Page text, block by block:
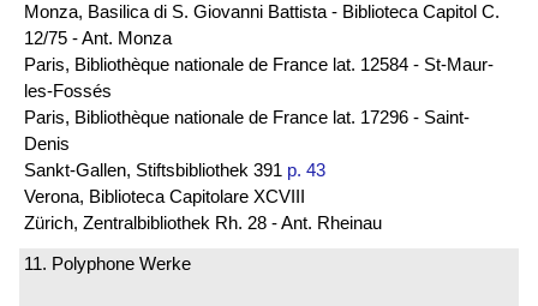
Monza, Basilica di S. Giovanni Battista - Biblioteca Capitol C.
12/75 - Ant. Monza
Paris, Bibliothèque nationale de France lat. 12584 - St-Maur-
les-Fossés
Paris, Bibliothèque nationale de France lat. 17296 - Saint-
Denis
Sankt-Gallen, Stiftsbibliothek 391 p. 43
Verona, Biblioteca Capitolare XCVIII
Zürich, Zentralbibliothek Rh. 28 - Ant. Rheinau
11. Polyphone Werke